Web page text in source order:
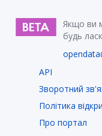
Якщо ви
будь
API
Зворотний
Політика
Про портал